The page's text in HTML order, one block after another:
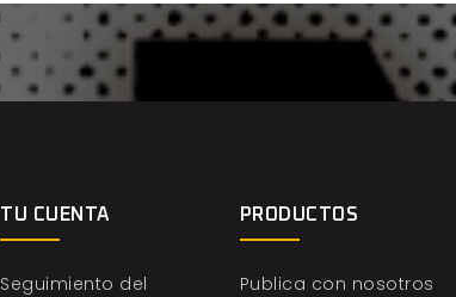
TU CUENTA
Seguimiento del
PRODUCTOS
Publica con nosotros